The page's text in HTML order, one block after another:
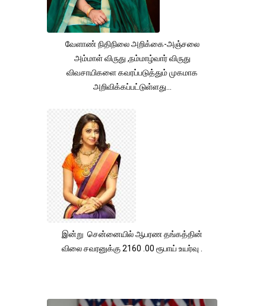
வேளாண் நிதிநிலை அறிக்கை-அஞ்சலை
அம்மாள் விருது ,நம்மாழ்வார் விருது
விவசாயிகளை கவரப்படுத்தும் முகமாக
அறிவிக்கப்பட்டுள்ளது...
இன்று சென்னையில் ஆபரண தங்கத்தின்
விலை சவரனுக்கு 2160 .00 ரூபாய் உயர்வு .